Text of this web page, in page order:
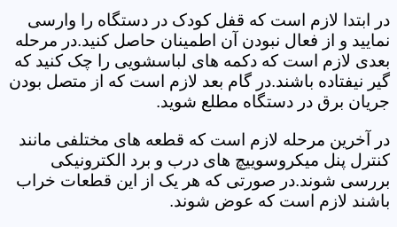
در ابتدا لازم است که قفل کودک در دستگاه را وارسی
نمایید و از فعال نبودن آن اطمینان حاصل کنید.در مرحله
بعدی لازم است که دکمه های لباسشویی را چک کنید که
گیر نیفتاده باشند.در گام بعد لازم است که از متصل بودن
جریان برق در دستگاه مطلع شوید.
در آخرین مرحله لازم است که قطعه های مختلفی مانند
کنترل پنل میکروسوییچ های درب و برد الکترونیکی
بررسی شوند.در صورتی که هر یک از این قطعات خراب
باشند لازم است که عوض شوند.